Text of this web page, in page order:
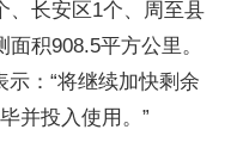
、长安区1个、周至县
积908.5平方公里。
：“将继续加快剩余
并投入使用。”